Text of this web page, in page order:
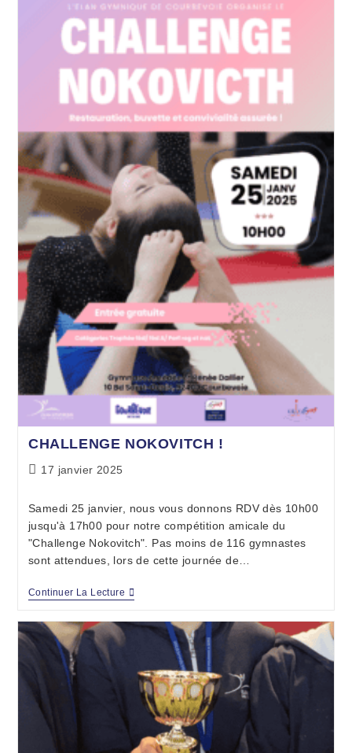
CHALLENGE NOKOVITCH !
17 janvier 2025
Samedi 25 janvier, nous vous donnons RDV dès 10h00
jusqu'à 17h00 pour notre compétition amicale du
"Challenge Nokovitch". Pas moins de 116 gymnastes
sont attendues, lors de cette journée de…
Continuer La Lecture